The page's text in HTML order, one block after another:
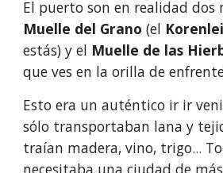
Muelle del Grano (el Korenlei
estás) y el Muelle de las
que ves en la orilla de
Esto era un auténtico ir ir
sólo transportaban lana y
traían madera, vino, trigo...
necesitaba una ciudad de